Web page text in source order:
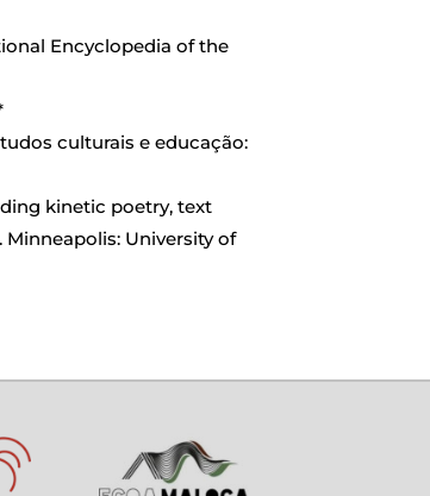
Encyclopedia of the
culturais e educação:
kinetic poetry, text
University of